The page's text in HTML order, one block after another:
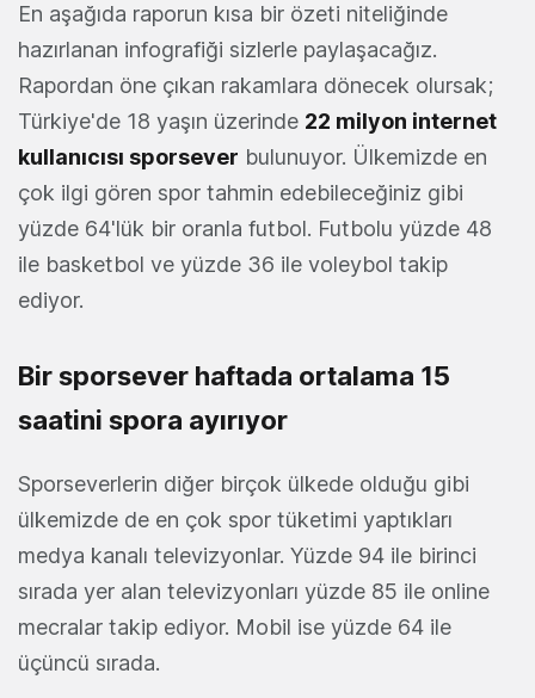
En aşağıda raporun kısa bir özeti niteliğinde
hazırlanan infografiği sizlerle paylaşacağız.
Rapordan öne çıkan rakamlara dönecek olursak;
Türkiye'de 18 yaşın üzerinde 22 milyon internet
kullanıcısı sporsever bulunuyor. Ülkemizde en
çok ilgi gören spor tahmin edebileceğiniz gibi
yüzde 64'lük bir oranla futbol. Futbolu yüzde 48
ile basketbol ve yüzde 36 ile voleybol takip
ediyor.
Bir sporsever haftada ortalama 15
saatini spora ayırıyor
Sporseverlerin diğer birçok ülkede olduğu gibi
ülkemizde de en çok spor tüketimi yaptıkları
medya kanalı televizyonlar. Yüzde 94 ile birinci
sırada yer alan televizyonları yüzde 85 ile online
mecralar takip ediyor. Mobil ise yüzde 64 ile
üçüncü sırada.